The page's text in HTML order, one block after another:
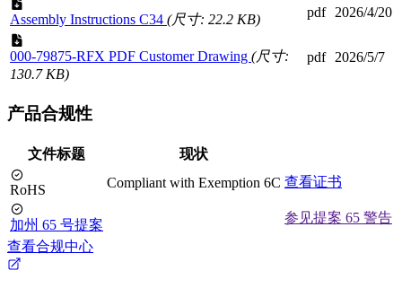
Assembly Instructions C34 (尺寸: 22.2 KB) pdf 2026/4/20
000-79875-RFX PDF Customer Drawing (尺寸:
130.7 KB)
pdf 2026/5/7
产品合规性
文件标题 现状
RoHS Compliant with Exemption 6C 查看证书
加州 65 号提案
参见提案 65 警告
查看合规中心